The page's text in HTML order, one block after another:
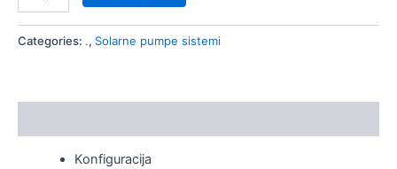
Categories: ., Solarne pumpe sistemi
Konfiguracija